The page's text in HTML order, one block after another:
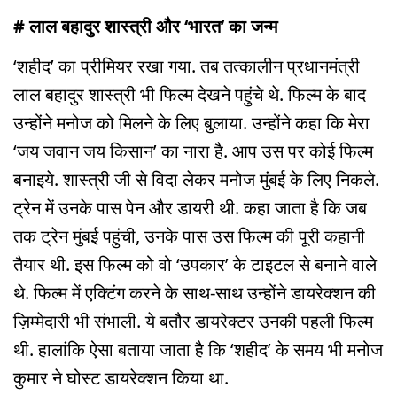
# लाल बहादुर शास्त्री और ‘भारत’ का जन्म
‘शहीद’ का प्रीमियर रखा गया. तब तत्कालीन प्रधानमंत्री
लाल बहादुर शास्त्री भी फिल्म देखने पहुंचे थे. फिल्म के बाद
उन्होंने मनोज को मिलने के लिए बुलाया. उन्होंने कहा कि मेरा
‘जय जवान जय किसान’ का नारा है. आप उस पर कोई फिल्म
बनाइये. शास्त्री जी से विदा लेकर मनोज मुंबई के लिए निकले.
ट्रेन में उनके पास पेन और डायरी थी. कहा जाता है कि जब
तक ट्रेन मुंबई पहुंची, उनके पास उस फिल्म की पूरी कहानी
तैयार थी. इस फिल्म को वो ‘उपकार’ के टाइटल से बनाने वाले
थे. फिल्म में एक्टिंग करने के साथ-साथ उन्होंने डायरेक्शन की
ज़िम्मेदारी भी संभाली. ये बतौर डायरेक्टर उनकी पहली फिल्म
थी. हालांकि ऐसा बताया जाता है कि ‘शहीद’ के समय भी मनोज
कुमार ने घोस्ट डायरेक्शन किया था.